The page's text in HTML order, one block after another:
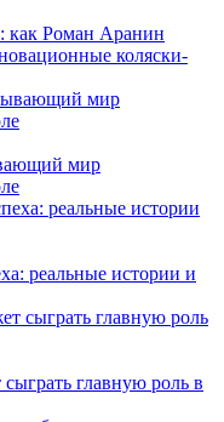
как Роман Аранин
коляски-
мир
реальные истории и
главную роль в